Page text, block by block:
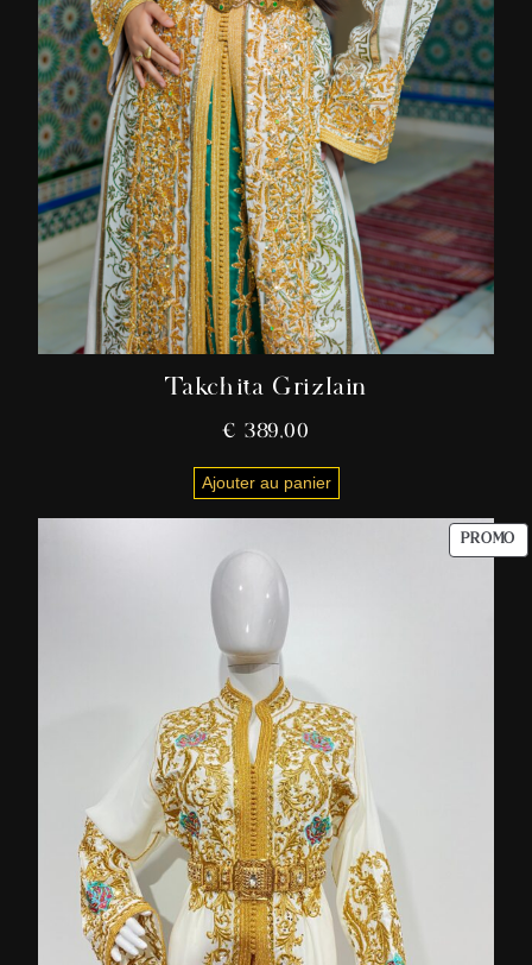
Takchita Grizlain
€ 389,00
Ajouter au panier
PROMO